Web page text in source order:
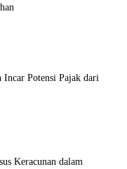
Potensi Pajak dari
Keracunan dalam